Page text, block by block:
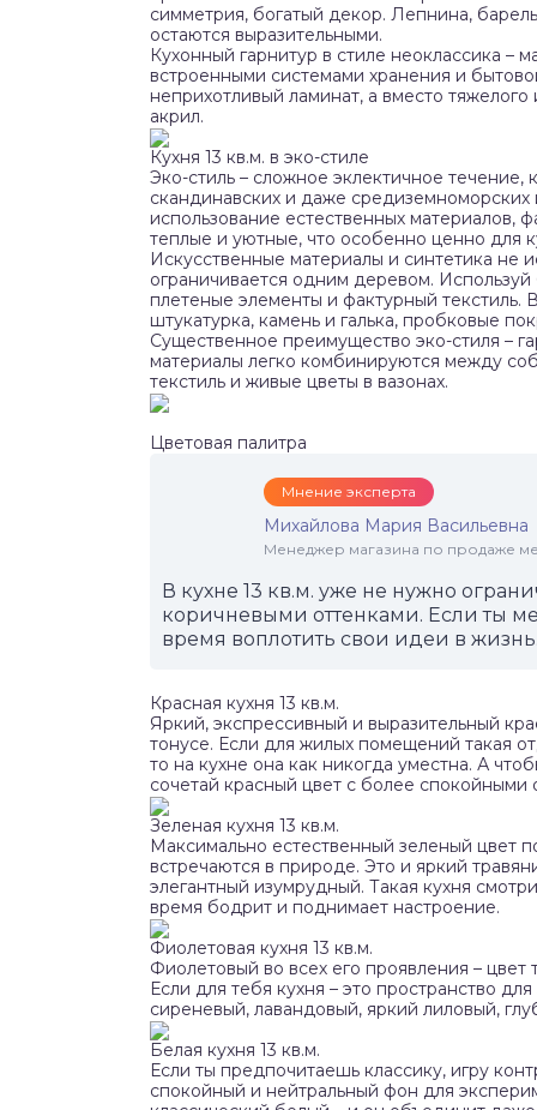
симметрия, богатый декор. Лепнина,
остаются выразительными.
Кухонный гарнитур в стиле неоклассика –
встроенными системами хранения и
неприхотливый ламинат, а вместо
акрил.
Кухня 13 кв.м. в эко-стиле
Эко-стиль – сложное эклектичное
скандинавских и даже
использование естественных материалов,
теплые и уютные, что особенно ценно для
Искусственные материалы и синтетика не
ограничивается одним деревом.
плетеные элементы и фактурный
штукатурка, камень и галька, пробковые
Существенное преимущество эко-стиля –
материалы легко комбинируются между
текстиль и живые цветы в вазонах.
Цветовая палитра
Мнение эксперта
Михайлова Мария Васильевна
Менеджер магазина по продаже
В кухне 13 кв.м. уже не нужно
коричневыми оттенками. Если ты
время воплотить свои идеи в
Красная кухня 13 кв.м.
Яркий, экспрессивный и выразительный
тонусе. Если для жилых помещений такая
то на кухне она как никогда уместна. А
сочетай красный цвет с более спокойными
Зеленая кухня 13 кв.м.
Максимально естественный зеленый цвет
встречаются в природе. Это и яркий
элегантный изумрудный. Такая кухня
время бодрит и поднимает настроение.
Фиолетовая кухня 13 кв.м.
Фиолетовый во всех его проявления –
Если для тебя кухня – это пространство
сиреневый, лавандовый, яркий лиловый,
Белая кухня 13 кв.м.
Если ты предпочитаешь классику, игру
спокойный и нейтральный фон для